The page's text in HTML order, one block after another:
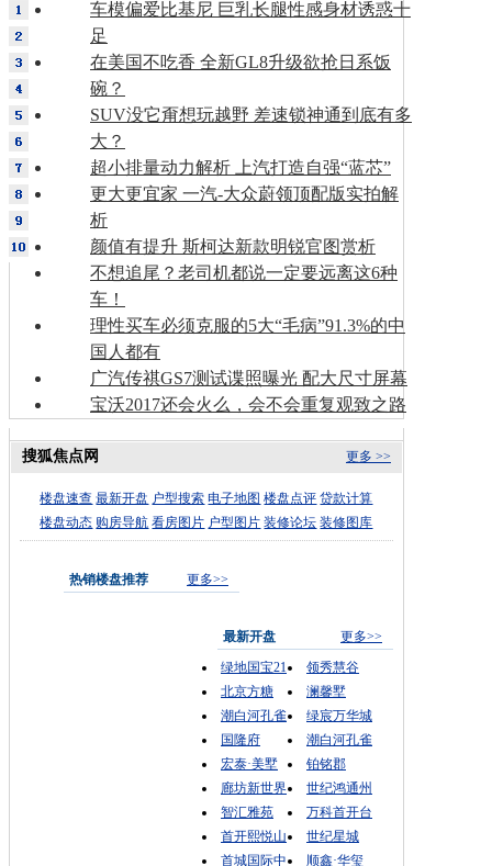
车模偏爱比基尼 巨乳长腿性感身材诱惑十
足
在美国不吃香 全新GL8升级欲抢日系饭
碗？
SUV没它甭想玩越野 差速锁神通到底有多
大？
超小排量动力解析 上汽打造自强“蓝芯”
更大更宜家 一汽-大众蔚领顶配版实拍解
析
颜值有提升 斯柯达新款明锐官图赏析
不想追尾？老司机都说一定要远离这6种
车！
理性买车必须克服的5大“毛病”91.3%的中
国人都有
广汽传祺GS7测试谍照曝光 配大尺寸屏幕
宝沃2017还会火么，会不会重复观致之路
更多 >>
搜狐焦点网
楼盘速查 最新开盘 户型搜索 电子地图 楼盘点评 贷款计算
楼盘动态 购房导航 看房图片 户型图片 装修论坛 装修图库
热销楼盘推荐 更多>>
最新开盘
更多>>
绿地国宝21
领秀慧谷
北京方糖
澜馨墅
潮白河孔雀
绿宸万华城
国隆府
潮白河孔雀
宏泰·美墅
铂铭郡
廊坊新世界
世纪鸿通州
智汇雅苑
万科首开台
首开熙悦山
世纪星城
首城国际中
顺鑫·华玺